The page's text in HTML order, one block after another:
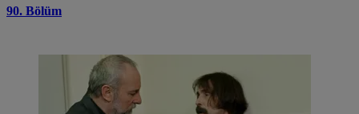
90. Bölüm